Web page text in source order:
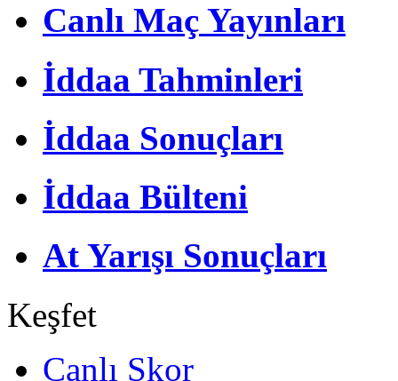
Canlı Maç Yayınları
İddaa Tahminleri
İddaa Sonuçları
İddaa Bülteni
At Yarışı Sonuçları
Keşfet
Canlı Skor